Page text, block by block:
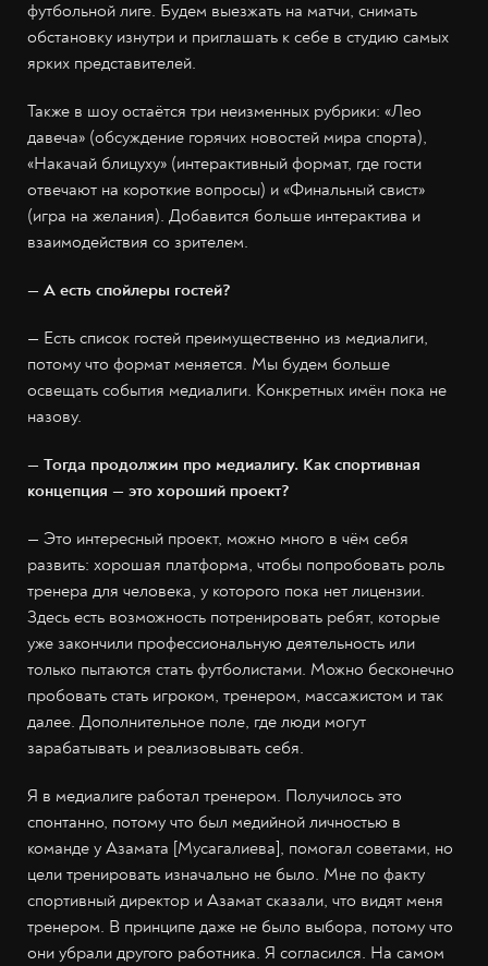
футбольной лиге. Будем выезжать на матчи, снимать
обстановку изнутри и приглашать к себе в студию самых
ярких представителей.
Также в шоу остаётся три неизменных рубрики: «Лео
давеча» (обсуждение горячих новостей мира спорта),
«Накачай блицуху» (интерактивный формат, где гости
отвечают на короткие вопросы) и «Финальный свист»
(игра на желания). Добавится больше интерактива и
взаимодействия со зрителем.
— А есть спойлеры гостей?
— Есть список гостей преимущественно из медиалиги,
потому что формат меняется. Мы будем больше
освещать события медиалиги. Конкретных имён пока не
назову.
— Тогда продолжим про медиалигу. Как спортивная
концепция — это хороший проект?
— Это интересный проект, можно много в чём себя
развить: хорошая платформа, чтобы попробовать роль
тренера для человека, у которого пока нет лицензии.
Здесь есть возможность потренировать ребят, которые
уже закончили профессиональную деятельность или
только пытаются стать футболистами. Можно бесконечно
пробовать стать игроком, тренером, массажистом и так
далее. Дополнительное поле, где люди могут
зарабатывать и реализовывать себя.
Я в медиалиге работал тренером. Получилось это
спонтанно, потому что был медийной личностью в
команде у Азамата [Мусагалиева], помогал советами, но
цели тренировать изначально не было. Мне по факту
спортивный директор и Азамат сказали, что видят меня
тренером. В принципе даже не было выбора, потому что
они убрали другого работника. Я согласился. На самом